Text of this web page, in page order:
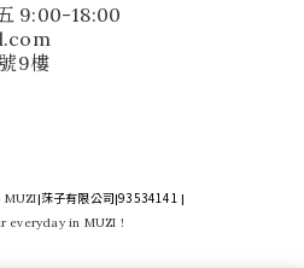
9:00-18:00
9樓
|莯子有限公司|93534141|
everyday in MUZI !